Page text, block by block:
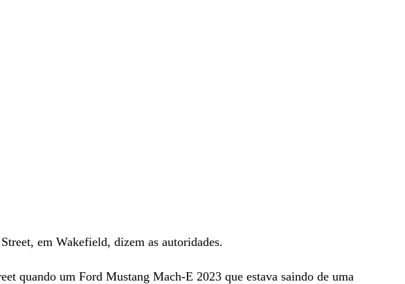
em Wakefield, dizem as autoridades.
quando um Ford Mustang Mach-E 2023 que estava saindo de uma